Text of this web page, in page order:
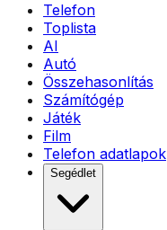
Telefon
Toplista
AI
Autó
Összehasonlítás
Számítógép
Játék
Film
Telefon adatlapok
Segédlet